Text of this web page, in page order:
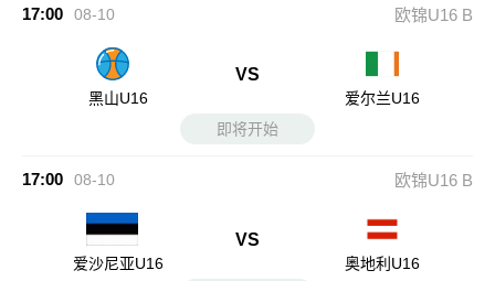
17:00 08-10 欧锦U16 B
黑山U16
VS
爱尔兰U16
即将开始
17:00 08-10 欧锦U16 B
爱沙尼亚U16
VS
奥地利U16